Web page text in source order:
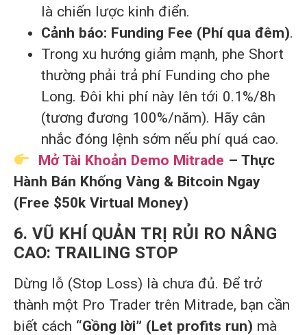
là chiến lược kinh điển.
Cảnh báo: Funding Fee (Phí qua đêm).
Trong xu hướng giảm mạnh, phe Short
thường phải trả phí Funding cho phe
Long. Đôi khi phí này lên tới 0.1%/8h
(tương đương 100%/năm). Hãy cân
nhắc đóng lệnh sớm nếu phí quá cao.
Mở Tài Khoản Demo Mitrade – Thực
Hành Bán Khống Vàng & Bitcoin Ngay
(Free $50k Virtual Money)
6. VŨ KHÍ QUẢN TRỊ RỦI RO NÂNG
CAO: TRAILING STOP
Dừng lỗ (Stop Loss) là chưa đủ. Để trở
thành một Pro Trader trên Mitrade, bạn cần
biết cách “Gồng lời” (Let profits run) mà